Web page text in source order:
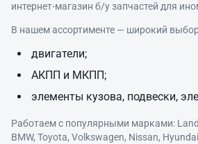
интернет‑магазин б/у запчастей для
В нашем ассортименте — широкий
двигатели;
АКПП и МКПП;
элементы кузова, подвески,
Работаем с популярными марками: Land
BMW, Toyota, Volkswagen, Nissan,